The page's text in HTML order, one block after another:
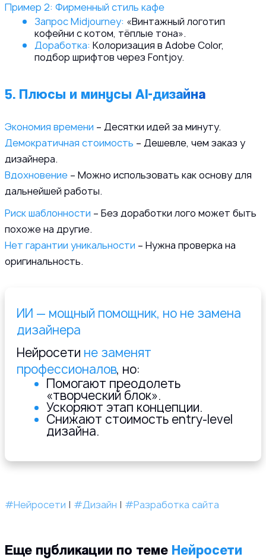
Пример 2: Фирменный стиль кафе
Запрос Midjourney: «Винтажный логотип
кофейни с котом, тёплые тона».
Доработка: Колоризация в Adobe Color,
подбор шрифтов через Fontjoy.
5. Плюсы и минусы AI-дизайна
Экономия времени – Десятки идей за минуту.
Демократичная стоимость – Дешевле, чем заказ у
дизайнера.
Вдохновение – Можно использовать как основу для
дальнейшей работы.
Риск шаблонности – Без доработки лого может быть
похоже на другие.
Нет гарантии уникальности – Нужна проверка на
оригинальность.
ИИ — мощный помощник, но не замена
дизайнера
Нейросети не заменят
профессионалов, но:
Помогают преодолеть
«творческий блок».
Ускоряют этап концепции.
Снижают стоимость entry-level
дизайна.
#Нейросети | #Дизайн | #Разработка сайта
Еще публикации по теме Нейросети